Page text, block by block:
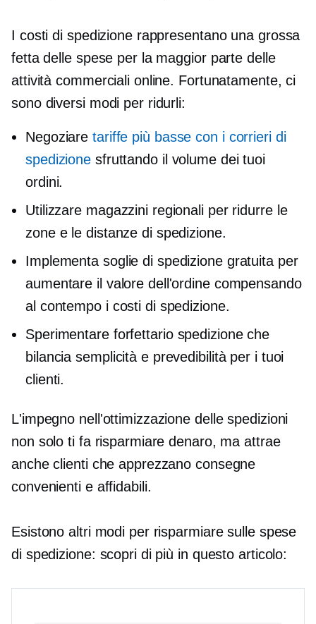
I costi di spedizione rappresentano una grossa
fetta delle spese per la maggior parte delle
attività commerciali online. Fortunatamente, ci
sono diversi modi per ridurli:
Negoziaretariffe più basse con i corrieri di
spedizione sfruttando il volume dei tuoi
ordini.
Utilizzare magazzini regionali per ridurre le
zone e le distanze di spedizione.
Implementa soglie di spedizione gratuita per
aumentare il valore dell'ordine compensando
al contempo i costi di spedizione.
Sperimentare forfettariospedizione che
bilancia semplicità e prevedibilità per i tuoi
clienti.
L'impegno nell'ottimizzazione delle spedizioni
non solo ti fa risparmiare denaro, ma attrae
anche clienti che apprezzano consegne
convenienti e affidabili.
Esistono altri modi per risparmiare sulle spese
di spedizione: scopri di più in questo articolo: